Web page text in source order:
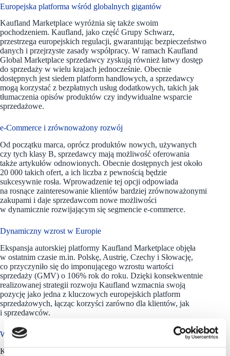
Europejska platforma wśród globalnych gigantów
Kaufland Marketplace wyróżnia się także swoim
pochodzeniem. Kaufland, jako część Grupy Schwarz,
przestrzega europejskich regulacji, gwarantując bezpieczeństwo
danych i przejrzyste zasady współpracy. W ramach Kaufland
Global Marketplace sprzedawcy zyskują również łatwy dostęp
do sprzedaży w wielu krajach jednocześnie. Obecnie
dostępnych jest siedem platform handlowych, a sprzedawcy
mogą korzystać z bezpłatnych usług dodatkowych, takich jak
tłumaczenia opisów produktów czy indywidualne wsparcie
sprzedażowe.
e-Commerce i zrównoważony rozwój
Od początku marca, oprócz produktów nowych, używanych
czy tych klasy B, sprzedawcy mają możliwość oferowania
także artykułów odnowionych. Obecnie dostępnych jest około
20 000 takich ofert, a ich liczba z pewnością będzie
sukcesywnie rosła. Wprowadzenie tej opcji odpowiada
na rosnące zainteresowanie klientów bardziej zrównoważonymi
zakupami i daje sprzedawcom nowe możliwości
w dynamicznie rozwijającym się segmencie e-commerce.
Dynamiczny wzrost w Europie
Ekspansja autorskiej platformy Kaufland Marketplace objęła
w ostatnim czasie m.in. Polskę, Austrię, Czechy i Słowację,
co przyczyniło się do imponującego wzrostu wartości
sprzedaży (GMV) o 106% rok do roku. Dzięki konsekwentnie
realizowanej strategii rozwoju Kaufland wzmacnia swoją
pozycję jako jedna z kluczowych europejskich platform
sprzedażowych, łącząc korzyści zarówno dla klientów, jak
i sprzedawców.
W Polsce Kaufland posiada 253 markety
Kaufland to odnosząca sukcesy międzynarodowa sieć sklepów